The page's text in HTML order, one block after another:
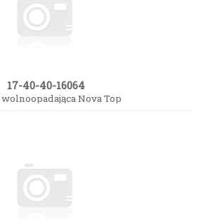
17-40-40-16064
Nova Top